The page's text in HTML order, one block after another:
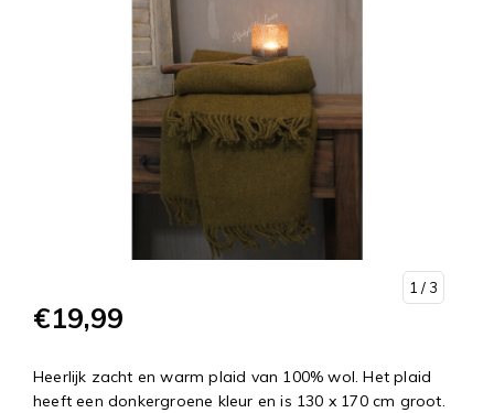
1 / 3
€19,99
Heerlijk zacht en warm plaid van 100% wol. Het plaid
heeft een donkergroene kleur en is 130 x 170 cm groot.